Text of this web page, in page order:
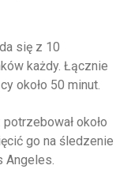
się z 10
każdy. Łącznie
około 50 minut.
około
go na śledzenie
Angeles.